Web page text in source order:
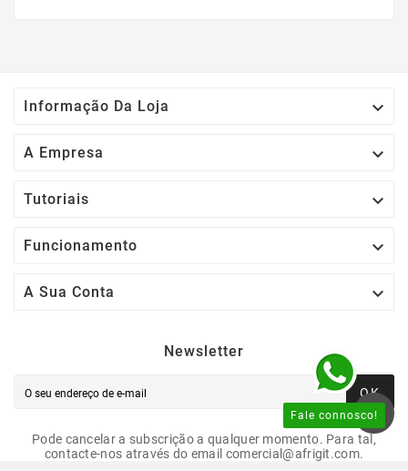
Informação Da Loja 
A Empresa 
Tutoriais 
Funcionamento 
A Sua Conta 
Newsletter
OK
Pode cancelar a subscrição a qualquer momento. Para tal,
contacte-nos através do email comercial@afrigit.com.
Fale connosco!